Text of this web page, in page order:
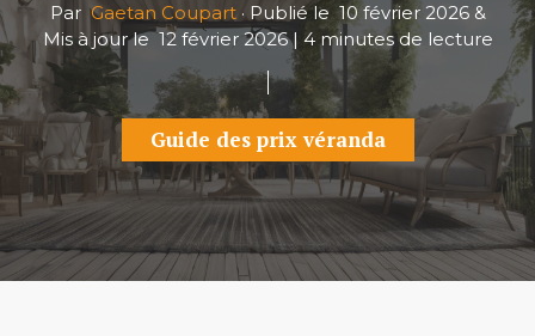
ParGaetan Coupart · Publié le 10 février 2026 &
Mis à jour le12 février 2026| 4 minutes de lecture
Guide des prix véranda